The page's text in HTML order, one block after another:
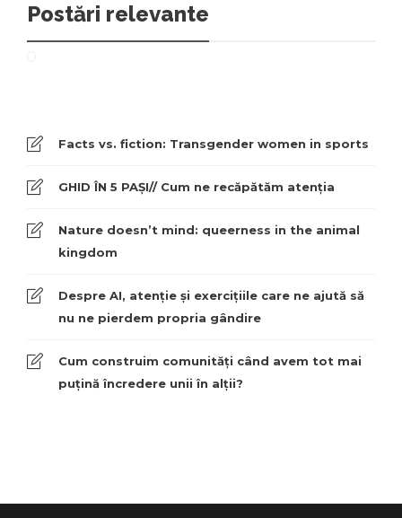
Postări relevante
Facts vs. fiction: Transgender women in sports
GHID ÎN 5 PAȘI// Cum ne recăpătăm atenția
Nature doesn’t mind: queerness in the animal
kingdom
Despre AI, atenție și exercițiile care ne ajută să
nu ne pierdem propria gândire
Cum construim comunități când avem tot mai
puțină încredere unii în alții?